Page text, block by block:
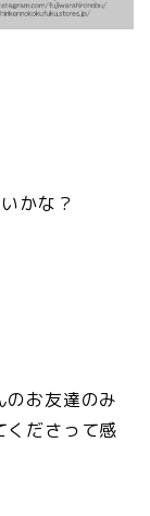
かな？
のお友達のみ
くださって感